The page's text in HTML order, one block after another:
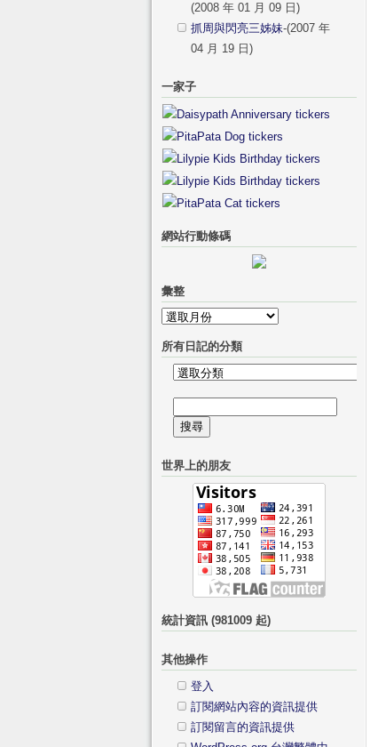
(2008 年 01 月 09 日)
抓周與閃亮三姊妹-(2007 年
04 月 19 日)
一家子
網站行動條碼
彙整
彙
整
所有日記的分類
所
日
記
分
尋
鍵
世界上的朋友
統計資訊 (981009 起)
其他操作
登入
訂閱網站內容的資訊提供
訂閱留言的資訊提供